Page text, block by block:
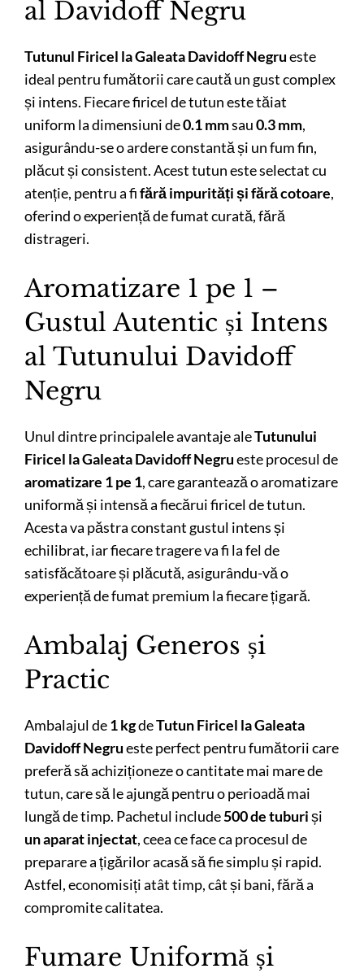
al Davidoff Negru
Tutunul Firicel la Galeata Davidoff Negrueste
ideal pentru fumătorii care caută un gust complex
și intens. Fiecare firicel de tutun este tăiat
uniform la dimensiuni de0.1 mmsau0.3 mm,
asigurându-se o ardere constantă și un fum fin,
plăcut și consistent. Acest tutun este selectat cu
atenție, pentru a fifără impurități și fără cotoare,
oferind o experiență de fumat curată, fără
distrageri.
Aromatizare 1 pe 1 –
Gustul Autentic și Intens
al Tutunului Davidoff
Negru
Unul dintre principalele avantaje aleTutunului
Firicel la Galeata Davidoff Negrueste procesul de
aromatizare 1 pe 1, care garantează o aromatizare
uniformă și intensă a fiecărui firicel de tutun.
Acesta va păstra constant gustul intens și
echilibrat, iar fiecare tragere va fi la fel de
satisfăcătoare și plăcută, asigurându-vă o
experiență de fumat premium la fiecare țigară.
Ambalaj Generos și
Practic
Ambalajul de1 kgdeTutun Firicel la Galeata
Davidoff Negrueste perfect pentru fumătorii care
preferă să achiziționeze o cantitate mai mare de
tutun, care să le ajungă pentru o perioadă mai
lungă de timp. Pachetul include500 de tuburiși
un aparat injectat, ceea ce face ca procesul de
preparare a țigărilor acasă să fie simplu și rapid.
Astfel, economisiți atât timp, cât și bani, fără a
compromite calitatea.
Fumare Uniformă și